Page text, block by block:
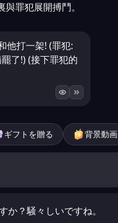
罪犯展開搏鬥。
他打一架! (罪犯:
了!) (接下罪犯的
ギフトを贈る 背景動画
か？騒々しいですね。